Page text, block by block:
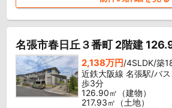
名張市春日丘３番町 2階建
2,138万円/4SLDK/築
近鉄大阪線 名張駅/バ
歩3分
126.90㎡（建物）
217.93㎡（土地）